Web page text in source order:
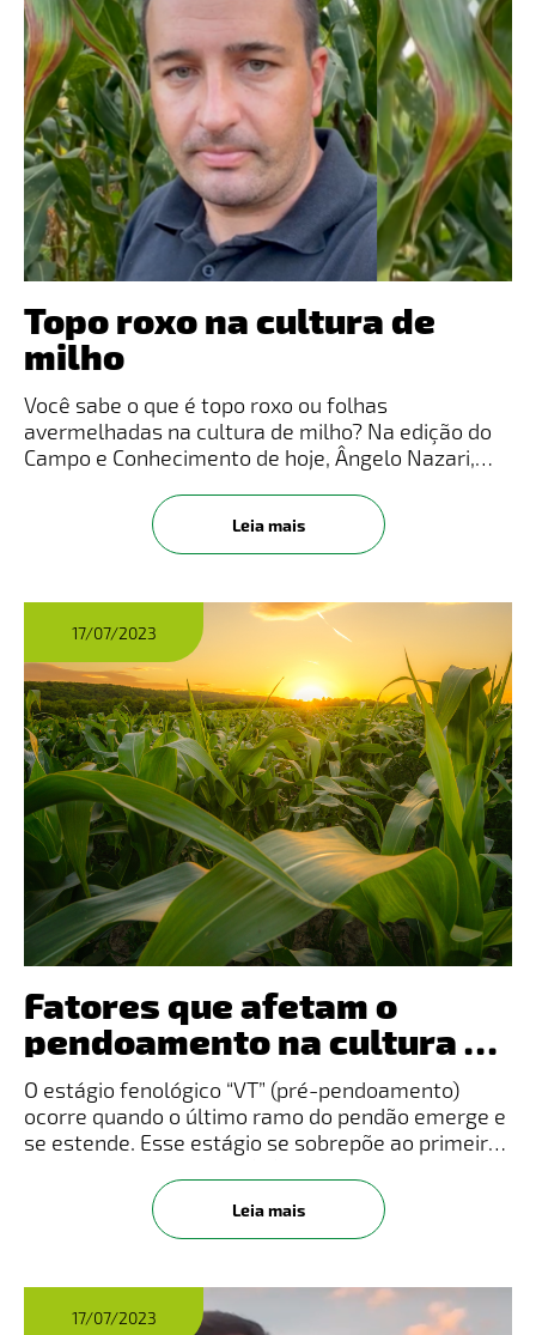
Topo roxo na cultura de
milho
Você sabe o que é topo roxo ou folhas
avermelhadas na cultura de milho? Na edição do
Campo e Conhecimento de hoje, Ângelo Nazari,
produtos, traz informações sobre os principais
motivos para o surgimento da coloraç
Leia mais
17/07/2023
Fatores que afetam o
pendoamento na cultura do
milho
O estágio fenológico “VT” (pré-pendoamento)
ocorre quando o último ramo do pendão emerge e
se estende. Esse estágio se sobrepõe ao primeiro
milho” (estilo-estigmas) visíveis aparecem antes
do surgimento t
Leia mais
17/07/2023